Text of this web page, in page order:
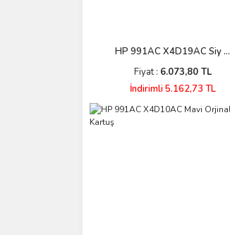
HP 991AC X4D19AC Siy ...
Fiyat : 6.073,80 TL
İndirimli 5.162,73 TL